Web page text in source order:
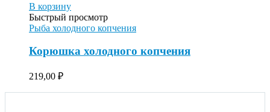
В корзину
Быстрый просмотр
Рыба холодного копчения
Корюшка холодного копчения
219,00 ₽